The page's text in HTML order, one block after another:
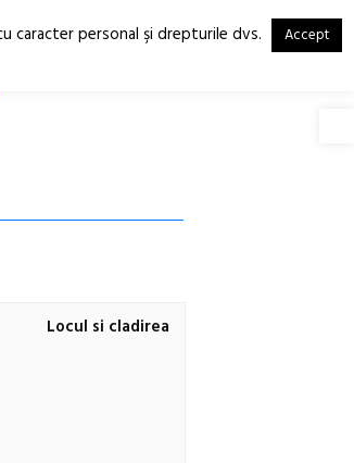
RO
EN
Locul si cladirea
caracter personal şi drepturile dvs. Accept